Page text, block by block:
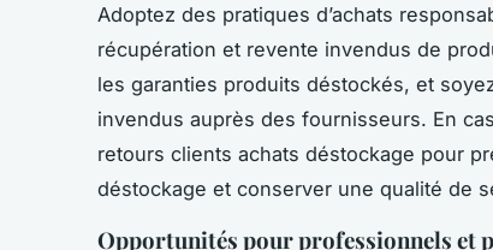
Adoptez des pratiques d’achats
récupération et revente invendus de
les garanties produits déstockés, et
invendus auprès des fournisseurs. En
retours clients achats déstockage pour
déstockage et conserver une qualité de
Opportunités pour professionnels et